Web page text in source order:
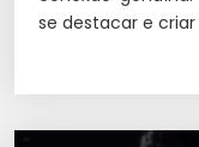
se destacar e